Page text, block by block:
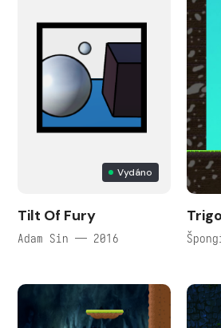
Vydáno
Tilt Of Fury
Adam Sin — 2016